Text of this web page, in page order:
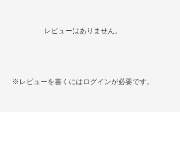
レビューはありません。
※レビューを書くにはログインが必要です。